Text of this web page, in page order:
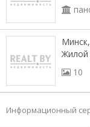
Жилой
10
Информационный